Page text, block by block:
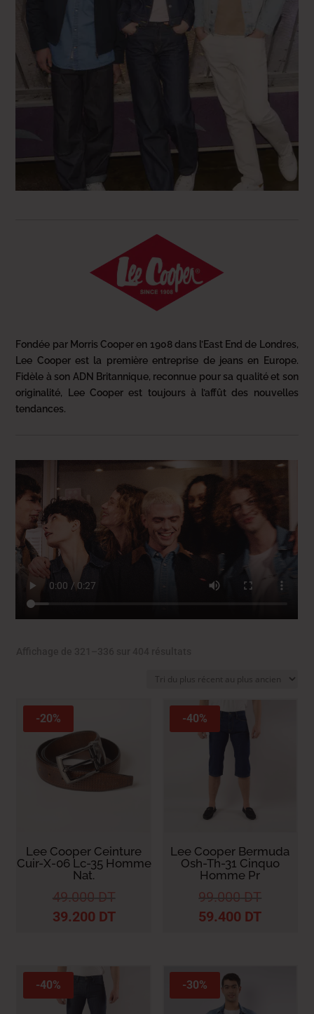
44 FR - 35" GS - 35" US
46 FR - 34" GS - 34" US
46 FR - 36" GS - 36" US
48 FR - 35" GS - 35" US
48 FR - 38" GS - 38" US
54 FR - 44" GS - 44" US
XL FR – 28″ GS – 28″ US
2XL FR – 29″ GS – 29″ US
4XL FR – 31″ GS – 31″ US
3XL FR – 30″ GS – 30″ US
Fondée par Morris Cooper en 1908 dans l’East End de Londres,
Lee Cooper est la première entreprise de jeans en Europe.
Fidèle à son ADN Britannique, reconnue pour sa qualité et son
originalité, Lee Cooper est toujours à l’affût des nouvelles
tendances.
plus
récent
au
plus
-20%
Lee Cooper Ceinture
Cuir-X-06 Lc-35 Homme
Nat.
49.000 DT
39.200 DT
-40%
Lee Cooper Bermuda
Osh-Th-31 Cinquo
Homme Pr
99.000 DT
59.400 DT
-40% -30%